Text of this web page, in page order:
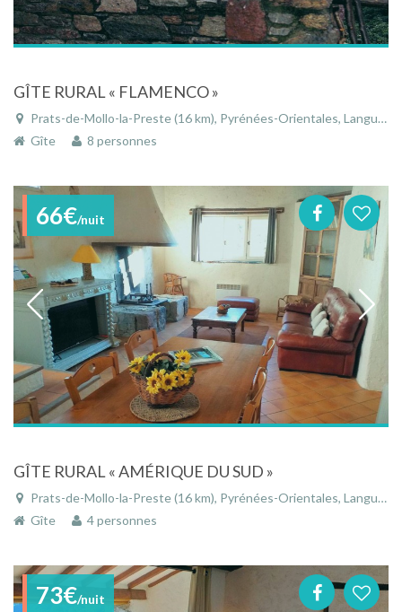
GÎTE RURAL « FLAMENCO »
Prats-de-Mollo-la-Preste (16 km), Pyrénées-Orientales, Languedoc-Roussillon, Occitanie, France
Gîte
8 personnes
66€/nuit
GÎTE RURAL « AMÉRIQUE DU SUD »
Prats-de-Mollo-la-Preste (16 km), Pyrénées-Orientales, Languedoc-Roussillon, Occitanie, France
Gîte
4 personnes
73€/nuit